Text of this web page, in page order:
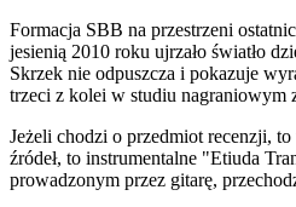
Formacja SBB na przestrzeni
jesienią 2010 roku ujrzało światło
Skrzek nie odpuszcza i pokazuje
trzeci z kolei w studiu nagraniowym
Jeżeli chodzi o przedmiot recenzji,
źródeł, to instrumentalne "Etiuda
prowadzonym przez gitarę,